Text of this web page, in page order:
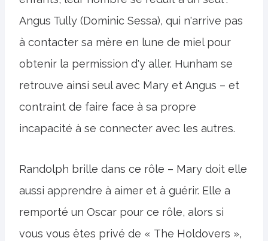
Angus Tully (Dominic Sessa), qui n'arrive pas
à contacter sa mère en lune de miel pour
obtenir la permission d'y aller. Hunham se
retrouve ainsi seul avec Mary et Angus – et
contraint de faire face à sa propre
incapacité à se connecter avec les autres.
Randolph brille dans ce rôle – Mary doit elle
aussi apprendre à aimer et à guérir. Elle a
remporté un Oscar pour ce rôle, alors si
vous vous êtes privé de « The Holdovers »,